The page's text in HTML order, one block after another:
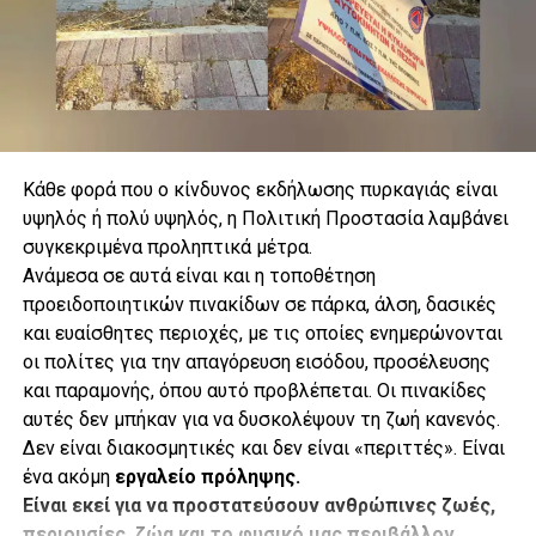
Κάθε υδροβόλο έχει εμβέλεια περίπου 73 μέτρων, ενώ η
.
.
.
Κάθε φορά που ο κίνδυνος εκδήλωσης πυρκαγιάς είναι
υψηλός ή πολύ υψηλός, η Πολιτική Προστασία λαμβάνει
συγκεκριμένα προληπτικά μέτρα.
Ανάμεσα σε αυτά είναι και η τοποθέτηση
προειδοποιητικών πινακίδων σε πάρκα, άλση, δασικές
και ευαίσθητες περιοχές, με τις οποίες ενημερώνονται
οι πολίτες για την απαγόρευση εισόδου, προσέλευσης
και παραμονής, όπου αυτό προβλέπεται. Οι πινακίδες
αυτές δεν μπήκαν για να δυσκολέψουν τη ζωή κανενός.
Δεν είναι διακοσμητικές και δεν είναι «περιττές». Είναι
ένα ακόμηεργαλείο πρόληψης.
Είναι εκεί για να προστατεύσουν ανθρώπινες ζωές,